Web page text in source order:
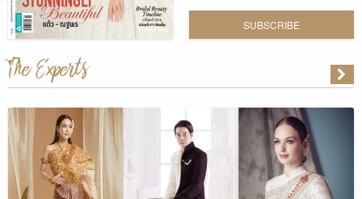
SUBSCRIBE
The Experts